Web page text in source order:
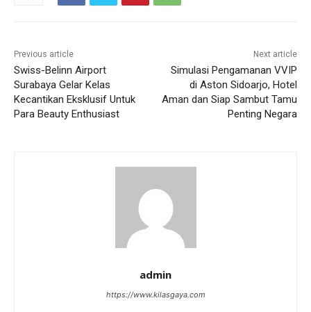
Previous article
Swiss-Belinn Airport
Surabaya Gelar Kelas
Kecantikan Eksklusif Untuk
Para Beauty Enthusiast
Next article
Simulasi Pengamanan VVIP
di Aston Sidoarjo, Hotel
Aman dan Siap Sambut Tamu
Penting Negara
admin
https://www.kilasgaya.com